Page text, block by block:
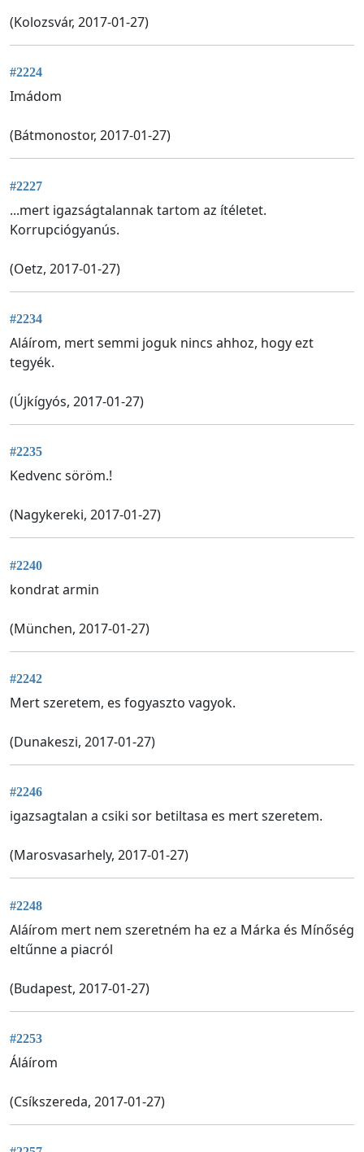
(Kolozsvár, 2017-01-27)
#2224
Imádom
(Bátmonostor, 2017-01-27)
#2227
...mert igazságtalannak tartom az ítéletet.
Korrupciógyanús.
(Oetz, 2017-01-27)
#2234
Aláírom, mert semmi joguk nincs ahhoz, hogy ezt
tegyék.
(Újkígyós, 2017-01-27)
#2235
Kedvenc söröm.!
(Nagykereki, 2017-01-27)
#2240
kondrat armin
(München, 2017-01-27)
#2242
Mert szeretem, es fogyaszto vagyok.
(Dunakeszi, 2017-01-27)
#2246
igazsagtalan a csiki sor betiltasa es mert szeretem.
(Marosvasarhely, 2017-01-27)
#2248
Aláírom mert nem szeretném ha ez a Márka és Mínőség
eltűnne a piacról
(Budapest, 2017-01-27)
#2253
Áláírom
(Csíkszereda, 2017-01-27)